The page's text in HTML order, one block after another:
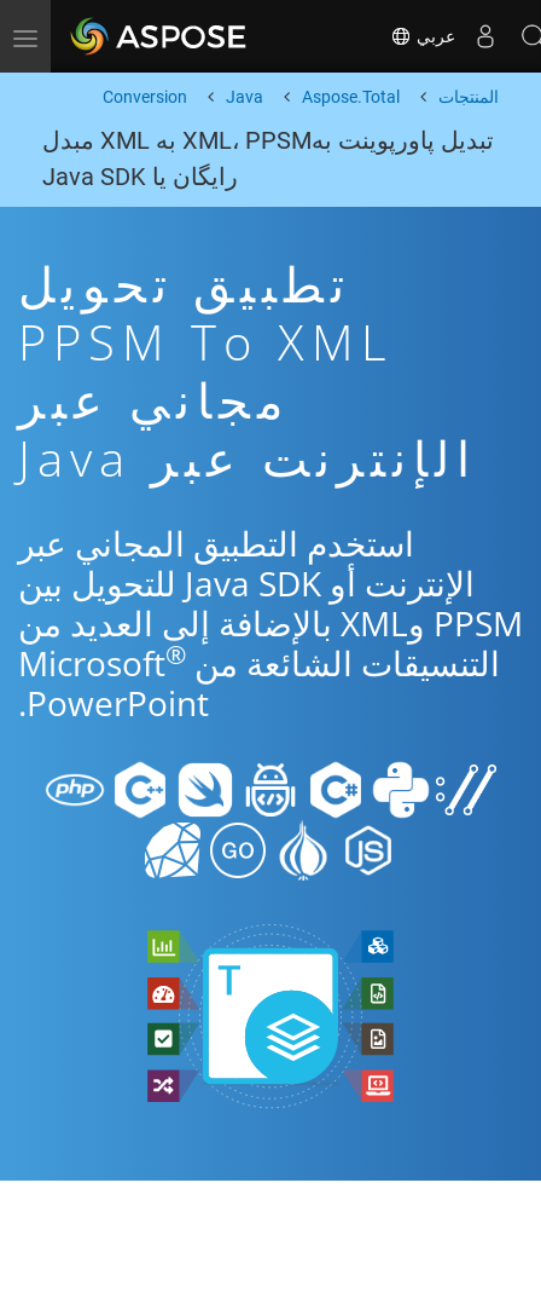
Toggle navigation عربي
المنتجات Aspose.Total
Java
Conversion
تبدیل پاورپوینت بهXML، PPSM به XML مبدل
رایگان یا Java SDK
تطبيق تحويل
PPSM To XML
مجاني عبر
الإنترنت عبر Java
استخدم التطبيق المجاني عبر
الإنترنت أو Java SDK للتحويل بين
PPSM وXML بالإضافة إلى العديد من
التنسيقات الشائعة من Microsoft ®
PowerPoint.